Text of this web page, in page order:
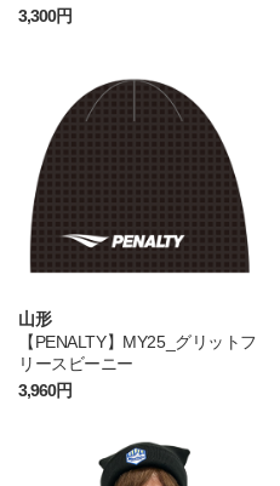
3,300円
山形
【PENALTY】MY25_グリットフ
リースビーニー
3,960円